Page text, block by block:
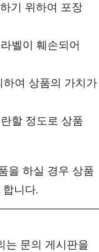
기 위하여 포장
벨이 훼손되어
여 상품의 가치가
할 정도로 상품
을 하실 경우 상품
니다.
는 문의 게시판을